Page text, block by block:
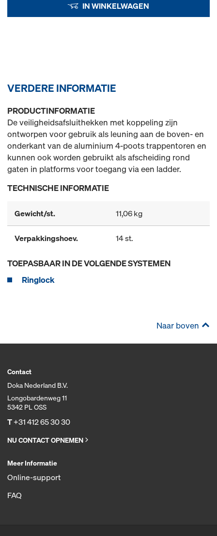
IN WINKELWAGEN
VERDERE INFORMATIE
PRODUCTINFORMATIE
De veiligheidsafsluithekken met koppeling zijn
ontworpen voor gebruik als leuning aan de boven- en
onderkant van de aluminium 4-poots trappentoren en
kunnen ook worden gebruikt als afscheiding rond
gaten in platforms voor toegang via een ladder.
TECHNISCHE INFORMATIE
Gewicht/st. 11,06 kg
Verpakkingshoev. 14 st.
TOEPASBAAR IN DE VOLGENDE SYSTEMEN
Ringlock
Naar boven
Contact
Doka Nederland B.V.
Longobardenweg 11
5342 PL OSS
T+31 412 65 30 30
NU CONTACT OPNEMEN
Meer Informatie
Online-support
FAQ